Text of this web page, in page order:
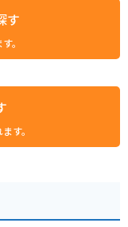
す
。
す。